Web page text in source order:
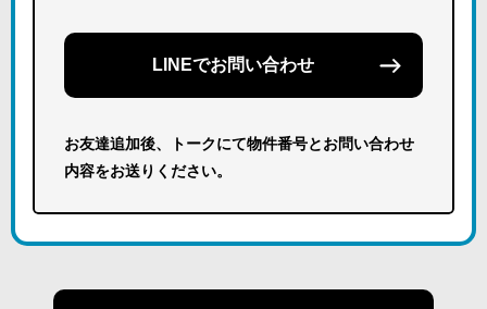
LINEでお問い合わせ
お友達追加後、トークにて物件番号とお問い合わせ
内容をお送りください。